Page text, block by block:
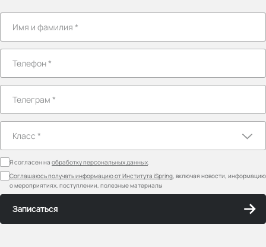
Я согласен на обработку персональных данных
Соглашаюсь получать информацию от Института iSpring , включая новости, информацию
о мероприятиях, поступлении, полезные материалы
Записаться